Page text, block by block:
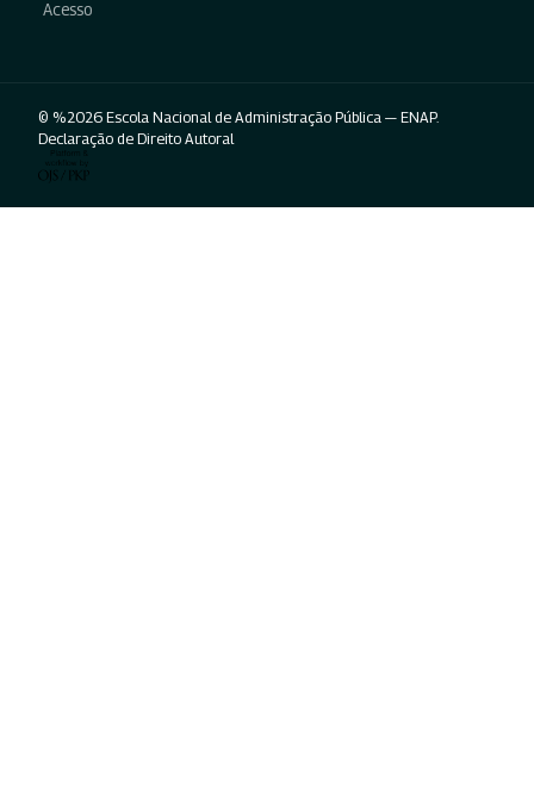
Acesso
© %2026 Escola Nacional de Administração Pública — ENAP.
Declaração de Direito Autoral